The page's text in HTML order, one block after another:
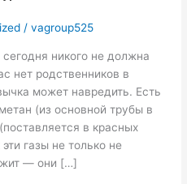
/vagroup525
никого не должна
нет родственников в
может навредить. Есть
(из основной трубы в
в красных
газы не только не
— они […]